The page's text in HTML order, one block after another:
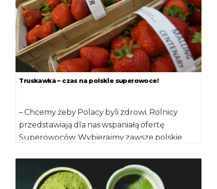
Truskawka – czas na polskie superowoce!
– Chcemy żeby Polacy byli zdrowi. Rolnicy
przedstawiają dla nas wspaniałą ofertę
Superowoców. Wybierajmy zawsze polskie